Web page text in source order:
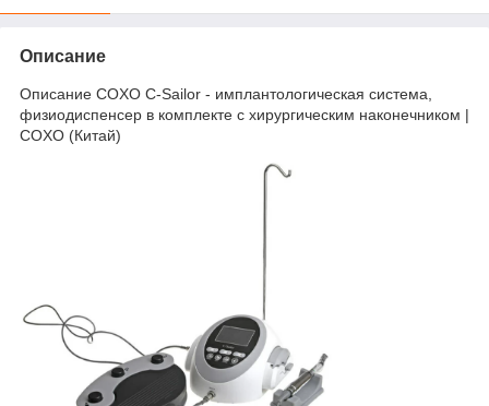
Описание
Описание COXO C-Sailor - имплантологическая система,
физиодиспенсер в комплекте с хирургическим наконечником |
COXO (Китай)